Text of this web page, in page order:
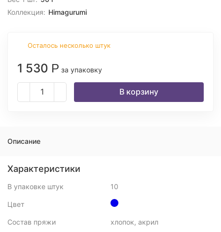
Коллекция: Himagurumi
Осталось несколько штук
1 530 Р за упаковку
В корзину
Описание
Характеристики
В упаковке штук 10
Цвет
Состав пряжи хлопок, акрил